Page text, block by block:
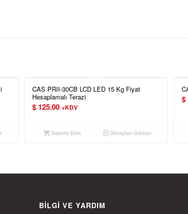
CAS PRII-30CB LCD LED 15 Kg Fiyat
Hesaplamalı Terazi
$ 125.00 +KDV
Sepete Ekle Detayları Göster
$
BILGI VE YARDIM